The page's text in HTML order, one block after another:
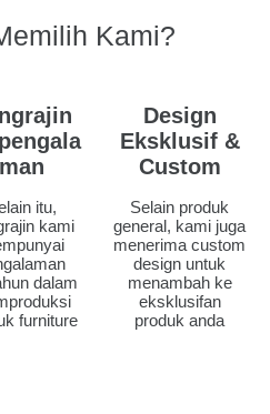
Kami?
man
itu,
kami
dalam
furniture
Design
Eksklusif &
Custom
Selain produk
general, kami juga
menerima custom
design untuk
menambah ke
eksklusifan
produk anda